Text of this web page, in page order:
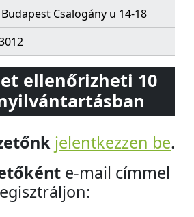
Csalogány u 14-18
ellenőrizheti 10
jelentkezzen be.
e-mail címmel